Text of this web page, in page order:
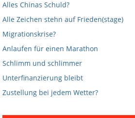
Alles Chinas Schuld?
Alle Zeichen stehn auf Frieden(stage)
Migrationskrise?
Anlaufen für einen Marathon
Schlimm und schlimmer
Unterfinanzierung bleibt
Zustellung bei jedem Wetter?